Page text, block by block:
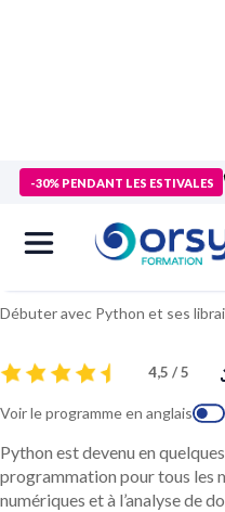
-30% PENDANT LES ESTIVALES
> Formations>Technologies
initiation au traitement de données
Python, initiation au
Débuter avec Python et ses
4,5 / 5
Voir le programme en anglais
Python est devenu en
programmation pour tous les
numériques et à l’analyse de